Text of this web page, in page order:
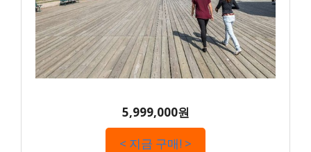
5,999,000원
< 지금 구매! >